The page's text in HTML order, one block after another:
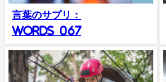
言葉のサプリ：
Words_067